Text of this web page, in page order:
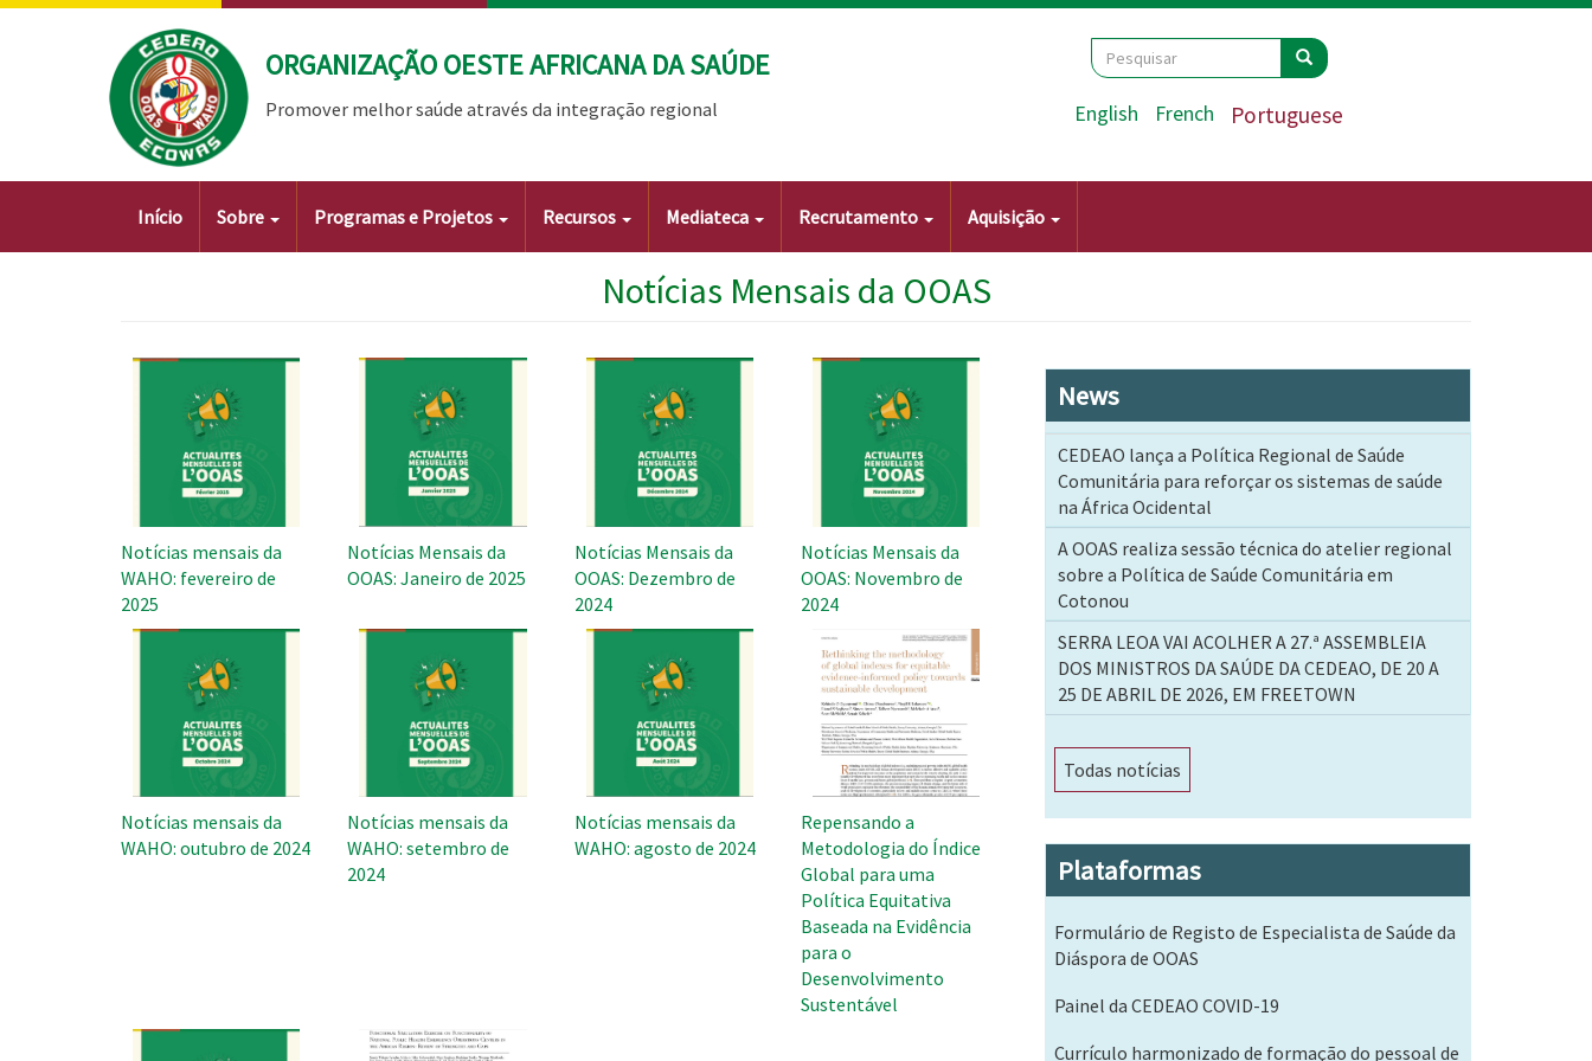
Passar
ORGANIZAÇÃO OESTE AFRICANA DA SAÚDE
Promover melhor saúde através da integração regional
Search
Pesquisar Pesquisar
English French Portuguese
Main
Início Sobre Programas e Projetos Recursos Mediateca Recrutamento Aquisição
Notícias Mensais da OOAS
Notícias mensais da
WAHO: fevereiro de
2025
Notícias Mensais da
OOAS: Janeiro de 2025
Notícias Mensais da
OOAS: Dezembro de
2024
Notícias Mensais da
OOAS: Novembro de
2024
Notícias mensais da
WAHO: outubro de 2024
Notícias mensais da
WAHO: setembro de
2024
Notícias mensais da
WAHO: agosto de 2024
Repensando a
Metodologia do Índice
Global para uma
Política Equitativa
Baseada na Evidência
para o
Desenvolvimento
Sustentável
News
CEDEAO lança a Política Regional de Saúde
Comunitária para reforçar os sistemas de saúde
na África Ocidental
A OOAS realiza sessão técnica do atelier regional
sobre a Política de Saúde Comunitária em
Cotonou
SERRA LEOA VAI ACOLHER A 27.ª ASSEMBLEIA
DOS MINISTROS DA SAÚDE DA CEDEAO, DE 20 A
25 DE ABRIL DE 2026, EM FREETOWN
Todas notícias
Plataformas
Formulário de Registo de Especialista de Saúde da
Diáspora de OOAS
Painel da CEDEAO COVID-19
Currículo harmonizado de formação do pessoal de